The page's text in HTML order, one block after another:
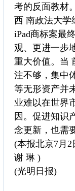
考的反面教材。
西 南政法大学
iPad商标案最
观、更进一步
重大价值。当
注不够，集中
等无形资产并
业难以在世界
因。促进知识
念更新，也需
(本报北京7月
谢 琳 )
(光明日报)